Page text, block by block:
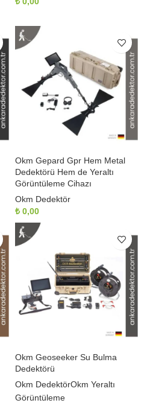
Okm Gepard Gpr Hem Metal
Dedektörü Hem de Yeraltı
Görüntüleme Cihazı
Okm Dedektör
₺ 0,00
Okm Geoseeker Su Bulma
Dedektörü
Okm DedektörOkm Yeraltı
Görüntüleme